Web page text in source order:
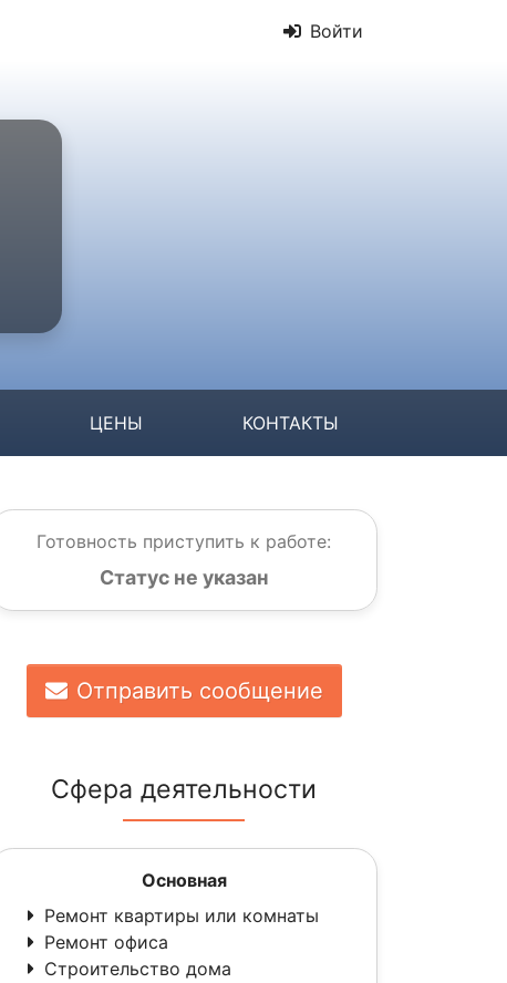
Войти
ЦЕНЫ КОНТАКТЫ
Готовность приступить к работе:
Статус не указан
Отправить сообщение
Сфера деятельности
Основная
Ремонт квартиры или комнаты
Ремонт офиса
Строительство дома